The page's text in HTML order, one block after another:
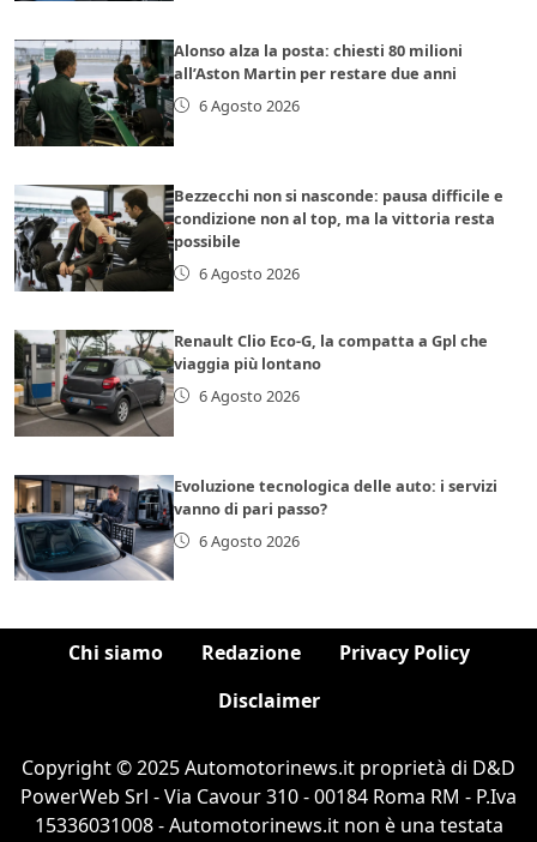
Alonso alza la posta: chiesti 80 milioni
all’Aston Martin per restare due anni
6 Agosto 2026
Bezzecchi non si nasconde: pausa difficile e
condizione non al top, ma la vittoria resta
possibile
6 Agosto 2026
Renault Clio Eco-G, la compatta a Gpl che
viaggia più lontano
6 Agosto 2026
Evoluzione tecnologica delle auto: i servizi
vanno di pari passo?
6 Agosto 2026
Chi siamo Redazione
Privacy Policy
Disclaimer
Copyright © 2025 Automotorinews.it proprietà di D&D
PowerWeb Srl - Via Cavour 310 - 00184 Roma RM - P.Iva
15336031008 - Automotorinews.it non è una testata